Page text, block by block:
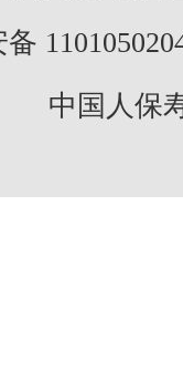
中国人保